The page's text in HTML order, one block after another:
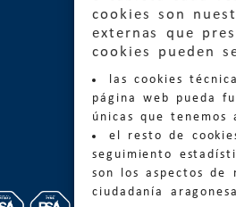
cookies son
externas que
cookies pueden
las cookies
página web pueda
únicas que tenemos
el resto de
seguimiento
son los aspectos
ciudadanía
Quejas: